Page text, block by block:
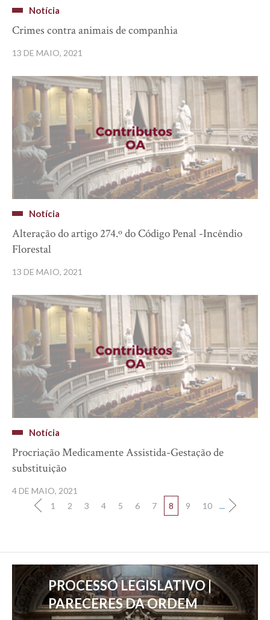
Notícia
Crimes contra animais de companhia
13 DE MAIO, 2021
Notícia
Alteração do artigo 274.º do Código Penal -Incêndio
Florestal
13 DE MAIO, 2021
Notícia
Procriação Medicamente Assistida-Gestação de
substituição
4 DE MAIO, 2021
1
2 3 4 5 6 7 8 9 10 ...
PROCESSO LEGISLATIVO |
PARECERES DA ORDEM